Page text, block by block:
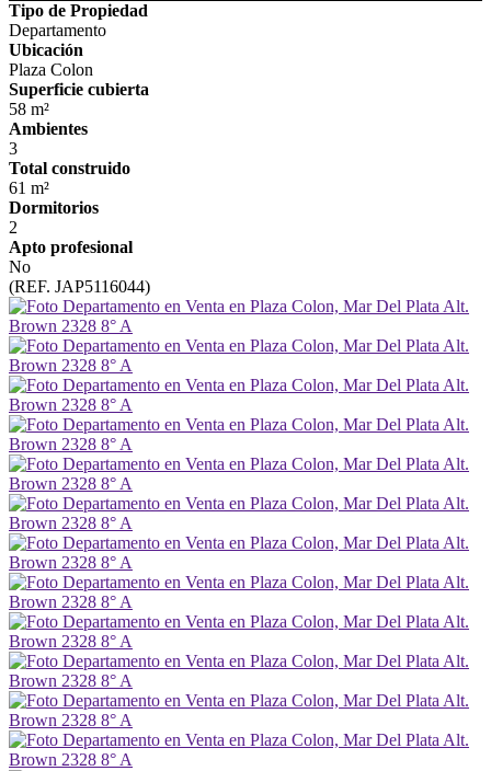
Tipo de Propiedad
Departamento
Ubicación
Plaza Colon
Superficie cubierta
58 m²
Ambientes
3
Total construido
61 m²
Dormitorios
2
Apto profesional
No
(REF. JAP5116044)